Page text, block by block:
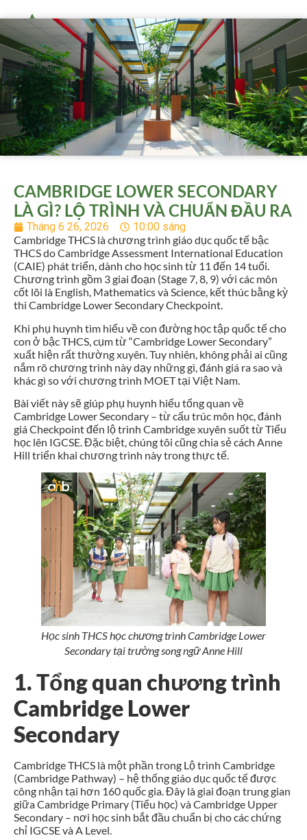
CAMBRIDGE LOWER SECONDARY
LÀ GÌ? LỘ TRÌNH VÀ CHUẨN ĐẦU RA
Tháng 6 26, 2026
10:00 sáng
Cambridge THCS là chương trình giáo dục quốc tế bậc
THCS do Cambridge Assessment International Education
(CAIE) phát triển, dành cho học sinh từ 11 đến 14 tuổi.
Chương trình gồm 3 giai đoạn (Stage 7, 8, 9) với các môn
cốt lõi là English, Mathematics và Science, kết thúc bằng kỳ
thi Cambridge Lower Secondary Checkpoint.
Khi phụ huynh tìm hiểu về con đường học tập quốc tế cho
con ở bậc THCS, cụm từ “Cambridge Lower Secondary”
xuất hiện rất thường xuyên. Tuy nhiên, không phải ai cũng
nắm rõ chương trình này dạy những gì, đánh giá ra sao và
khác gì so với chương trình MOET tại Việt Nam.
Bài viết này sẽ giúp phụ huynh hiểu tổng quan về
Cambridge Lower Secondary – từ cấu trúc môn học, đánh
giá Checkpoint đến lộ trình Cambridge xuyên suốt từ Tiểu
học lên IGCSE. Đặc biệt, chúng tôi cũng chia sẻ cách Anne
Hill triển khai chương trình này trong thực tế.
Học sinh THCS học chương trình Cambridge Lower
Secondary tại trường song ngữ Anne Hill
1. Tổng quan chương trình
Cambridge Lower
Secondary
Cambridge THCS là một phần trong Lộ trình Cambridge
(Cambridge Pathway) – hệ thống giáo dục quốc tế được
công nhận tại hơn 160 quốc gia. Đây là giai đoạn trung gian
giữa Cambridge Primary (Tiểu học) và Cambridge Upper
Secondary – nơi học sinh bắt đầu chuẩn bị cho các chứng
chỉ IGCSE và A Level.